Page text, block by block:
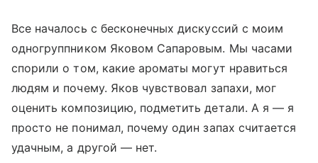
Все началось с бесконечных дискуссий с моим
одногруппником Яковом Сапаровым. Мы часами
спорили о том, какие ароматы могут нравиться
людям и почему. Яков чувствовал запахи, мог
оценить композицию, подметить детали. А я — я
просто не понимал, почему один запах считается
удачным, а другой — нет.